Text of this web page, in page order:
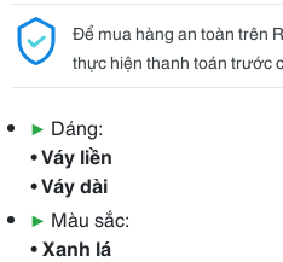
Để mua hàng an toàn trên
thực hiện thanh toán trước
▶ Dáng:
• Váy liền
• Váy dài
▶ Màu sắc:
• Xanh lá